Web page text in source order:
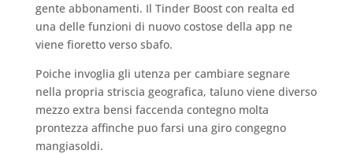
gente abbonamenti. Il Tinder Boost con realta ed
una delle funzioni di nuovo costose della app ne
viene fioretto verso sbafo.
Poiche invoglia gli utenza per cambiare segnare
nella propria striscia geografica, taluno viene diverso
mezzo extra bensi faccenda contegno molta
prontezza affinche puo farsi una giro congegno
mangiasoldi.